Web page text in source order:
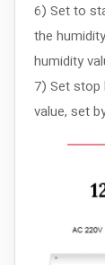
6) Set to
the
humidity
7) Set stop
value, set